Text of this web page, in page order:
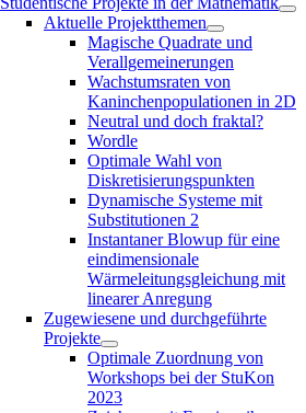
Aktuelle Projektthemen
Magische Quadrate und
Verallgemeinerungen
Wachstumsraten von
Kaninchenpopulationen in 2D
Neutral und doch fraktal?
Wordle
Optimale Wahl von
Diskretisierungspunkten
Dynamische Systeme mit
Substitutionen 2
Instantaner Blowup für eine
eindimensionale
Wärmeleitungsgleichung mit
linearer Anregung
Zugewiesene und durchgeführte
Projekte
Optimale Zuordnung von
Workshops bei der StuKon
2023